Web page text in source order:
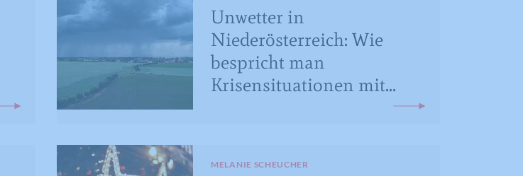
Unwetter in
Niederösterreich: Wie
bespricht man
Krisensituationen mit...
MELANIE SCHEUCHER